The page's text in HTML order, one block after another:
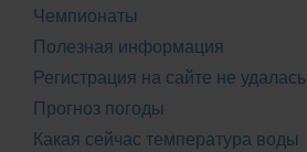
Чемпионаты
Полезная информация
Регистрация на сайте не удалась
Прогноз погоды
Какая сейчас температура воды